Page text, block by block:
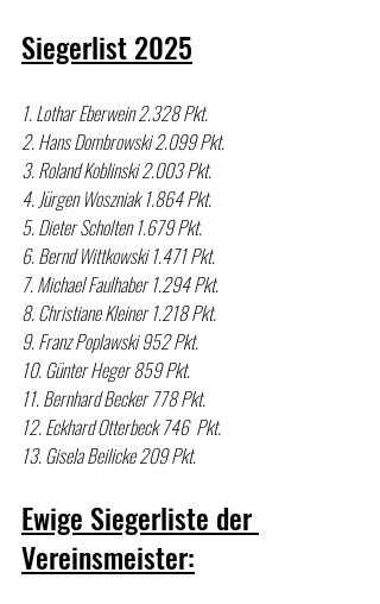
Siegerlist 2025
1. Lothar Eberwein 2.328 Pkt.​
2. Hans Dombrowski 2.099 Pkt.
3. Roland Koblinski 2.003 Pkt.​
4. Jürgen Woszniak 1.864 Pkt.​
5. Dieter Scholten 1.679 Pkt.​
6. Bernd Wittkowski 1.471 Pkt.​
7. Michael Faulhaber 1.294 Pkt.
8. Christiane Kleiner 1.218 Pkt.
9. Franz Poplawski 952 Pkt.​
10. Günter Heger 859 Pkt.​
11. Bernhard Becker 778 Pkt.​
12. Eckhard Otterbeck 746  Pkt.
13. Gisela Beilicke 209 Pkt.​
Ewige Siegerliste der
Vereinsmeister: